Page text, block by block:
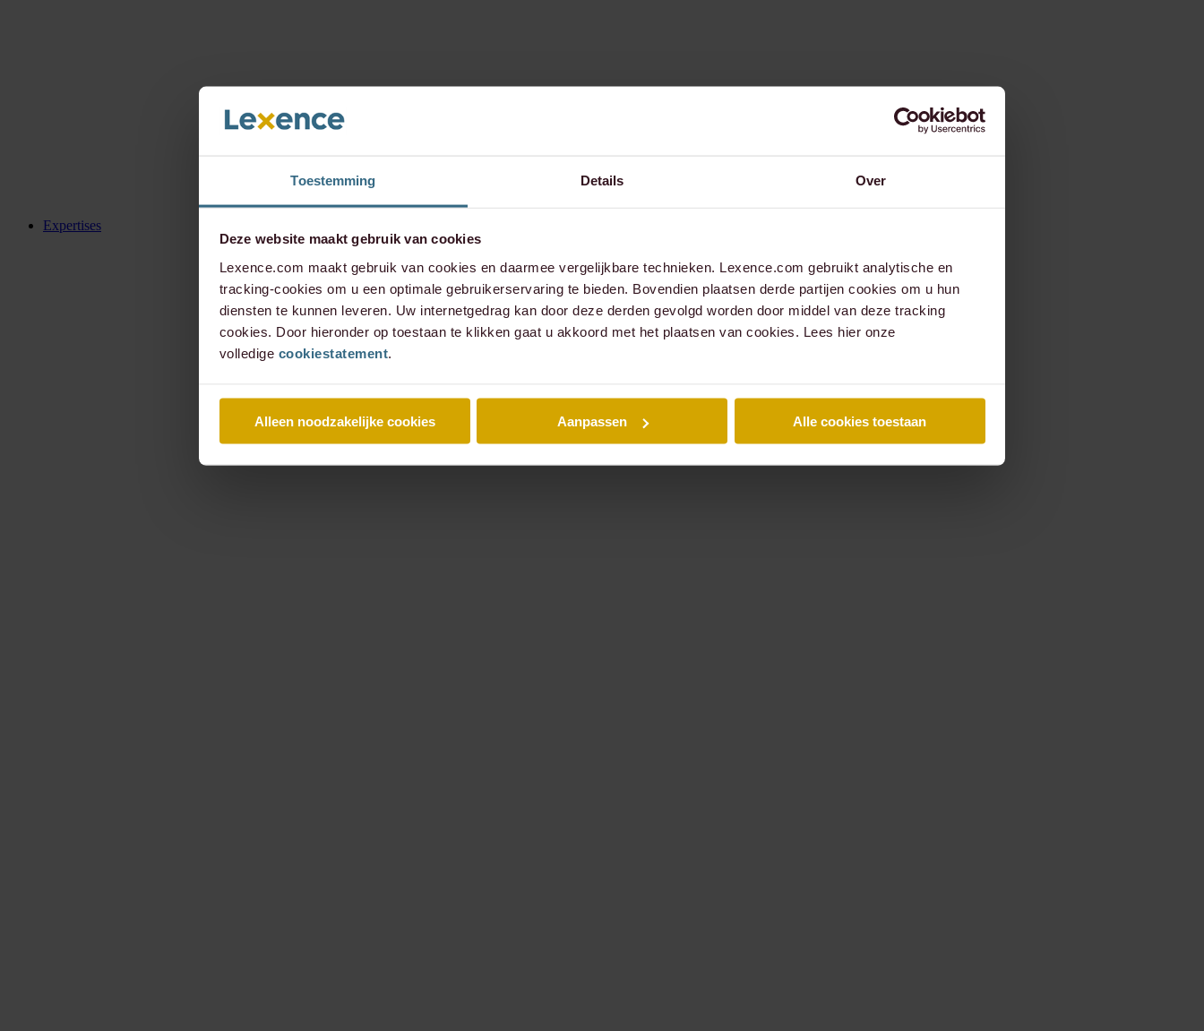
Toestemming Details Over
Deze website maakt gebruik van cookies
Lexence.com maakt gebruik van cookies en daarmee vergelijkbare technieken. Lexence.com gebruikt analytische en
tracking-cookies om u een optimale gebruikerservaring te bieden. Bovendien plaatsen derde partijen cookies om u hun
diensten te kunnen leveren. Uw internetgedrag kan door deze derden gevolgd worden door middel van deze tracking
cookies. Door hieronder op toestaan te klikken gaat u akkoord met het plaatsen van cookies. Lees hier onze
volledige cookiestatement.
Alleen noodzakelijke cookies Aanpassen Alle cookies toestaan
Expertises